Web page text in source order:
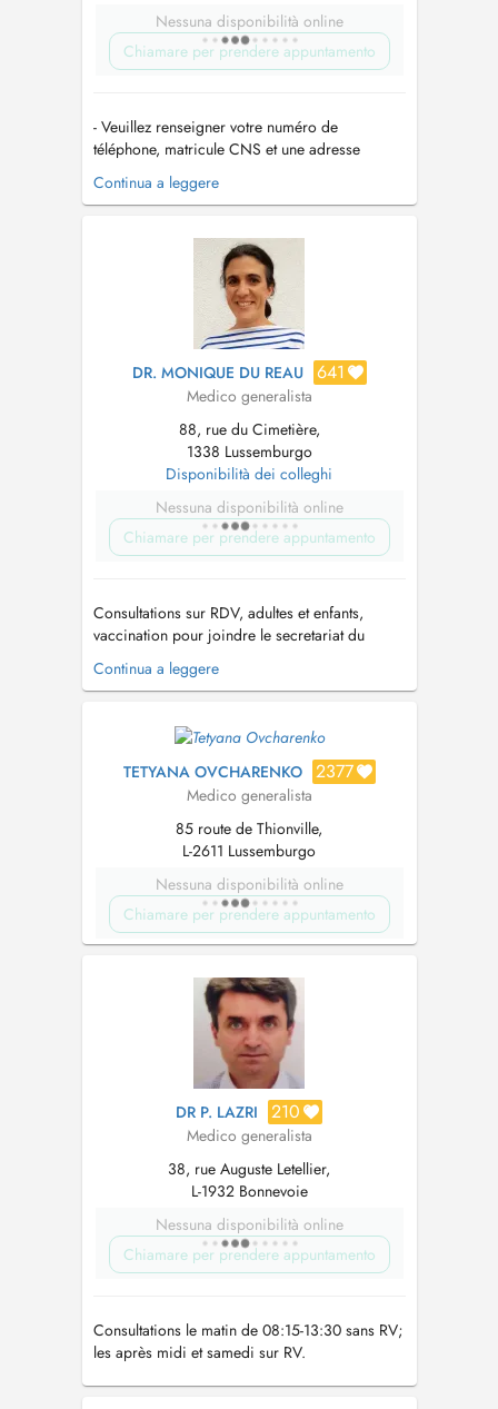
Nessuna disponibilità online
Chiamare per prendere appuntamento
- Veuillez renseigner votre numéro de
téléphone, matricule CNS et une adresse
postale valide; autrement le rendez-vous ne
sera pas validé. - Tout rendez-vous non
à l'avance entraînera une facture du montant de
la consultation non remboursée par la CNS...
Continua a leggere
DR. MONIQUE DU REAU 641
Medico generalista
88, rue du Cimetière,
1338 Lussemburgo
Disponibilità dei colleghi
Nessuna disponibilità online
Chiamare per prendere appuntamento
Consultations sur RDV, adultes et enfants,
vaccination pour joindre le secretariat du
cabinet medical: 20 60 10 02. Experience
professionnelle -Luxembourg, depuis aout
(2013-2018), Bupa Cromwell Hospital, cabinet
de groupe medecine generale -London UK...
Continua a leggere
TETYANA OVCHARENKO 2377
Medico generalista
85 route de Thionville,
L-2611 Lussemburgo
Nessuna disponibilità online
Chiamare per prendere appuntamento
DR P. LAZRI 210
Medico generalista
38, rue Auguste Letellier,
L-1932 Bonnevoie
Nessuna disponibilità online
Chiamare per prendere appuntamento
Consultations le matin de 08:15-13:30 sans RV;
les après midi et samedi sur RV.